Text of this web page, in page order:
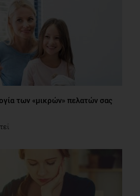
των «μικρών» πελατών σας